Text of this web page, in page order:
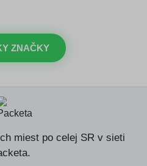
ZNAČKY
miest po celej SR v sieti